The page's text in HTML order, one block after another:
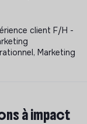
client F/H -
Marketing
à impact